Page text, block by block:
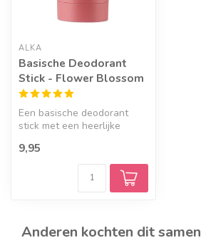
ALKA
Basische Deodorant
Stick - Flower Blossom
Een basische deodorant
stick met een heerlijke
aluminium...
9,95
Anderen kochten dit samen